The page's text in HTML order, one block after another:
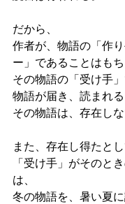
だから、
作者が、物語の「作
ー」であることはもち
その物語の「受け手」
物語が届き、読まれる
その物語は、存在しな
また、存在し得たとし
「受け手」がそのと
は、
冬の物語を、暑い夏